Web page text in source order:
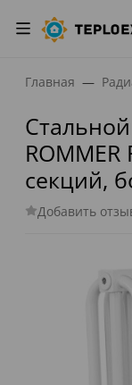
Главная
ROMMER
секций,
Добавить